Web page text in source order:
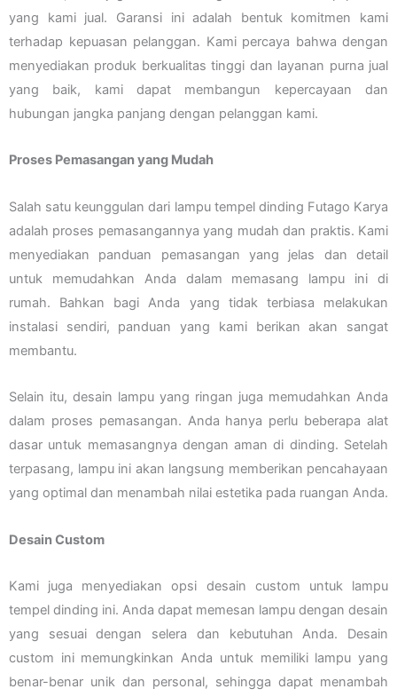
yang kami jual. Garansi ini adalah bentuk komitmen kami
terhadap kepuasan pelanggan. Kami percaya bahwa dengan
menyediakan produk berkualitas tinggi dan layanan purna jual
yang baik, kami dapat membangun kepercayaan dan
hubungan jangka panjang dengan pelanggan kami.
Proses Pemasangan yang Mudah
Salah satu keunggulan dari lampu tempel dinding Futago Karya
adalah proses pemasangannya yang mudah dan praktis. Kami
menyediakan panduan pemasangan yang jelas dan detail
untuk memudahkan Anda dalam memasang lampu ini di
rumah. Bahkan bagi Anda yang tidak terbiasa melakukan
instalasi sendiri, panduan yang kami berikan akan sangat
membantu.
Selain itu, desain lampu yang ringan juga memudahkan Anda
dalam proses pemasangan. Anda hanya perlu beberapa alat
dasar untuk memasangnya dengan aman di dinding. Setelah
terpasang, lampu ini akan langsung memberikan pencahayaan
yang optimal dan menambah nilai estetika pada ruangan Anda.
Desain Custom
Kami juga menyediakan opsi desain custom untuk lampu
tempel dinding ini. Anda dapat memesan lampu dengan desain
yang sesuai dengan selera dan kebutuhan Anda. Desain
custom ini memungkinkan Anda untuk memiliki lampu yang
benar-benar unik dan personal, sehingga dapat menambah